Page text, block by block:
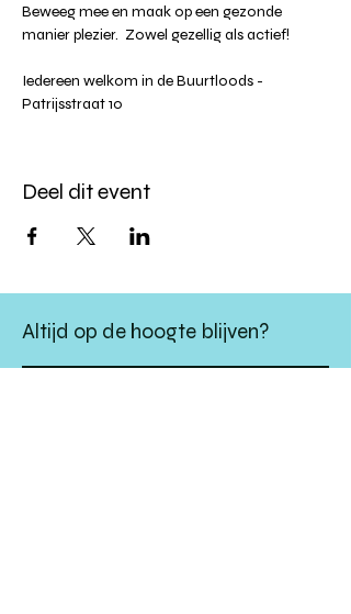
Beweeg mee en maak op een gezonde
manier plezier.  Zowel gezellig als actief!
Iedereen welkom in de Buurtloods -
Patrijsstraat 10
Deel dit event
Altijd op de hoogte blijven?